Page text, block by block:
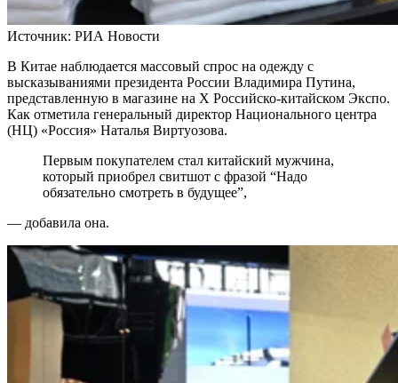
Источник: РИА Новости
В Китае наблюдается массовый спрос на одежду с
высказываниями президента России Владимира Путина,
представленную в магазине на X Российско-китайском Экспо.
Как отметила генеральный директор Национального центра
(НЦ) «Россия» Наталья Виртуозова.
Первым покупателем стал китайский мужчина,
который приобрел свитшот с фразой “Надо
обязательно смотреть в будущее”,
— добавила она.